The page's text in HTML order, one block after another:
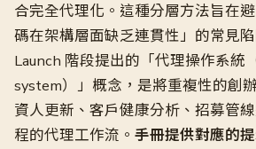
合完全代理化。這種分層方法旨在
碼在架構層面缺乏連貫性」的常見陷
Launch 階段提出的「代理操作系統
system）」概念，是將重複性的創
資人更新、客戶健康分析、招募管
程的代理工作流。 手冊提供對應的